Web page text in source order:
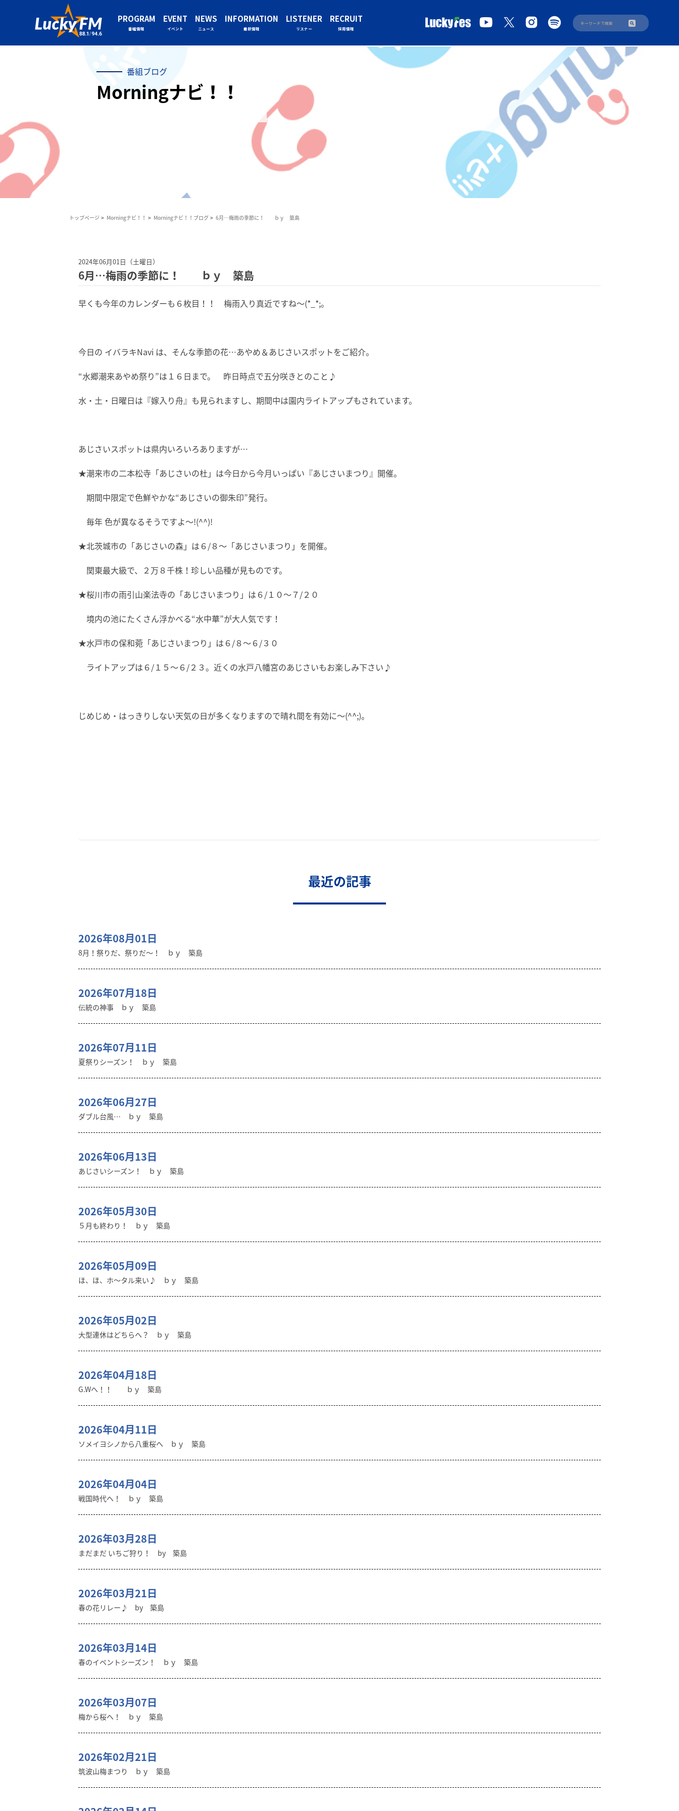
PROGRAM
番組情報
EVENT
イベント
NEWS
ニュース
INFORMATION
最新情報
LISTENER
リスナー
RECRUIT
採用情報
番組ブログ
Morningナビ！！
トップページ Morningナビ！！ Morningナビ！！ブログ 6月…梅雨の季節に！ ｂｙ 築島
2024年06月01日（土曜日）
6月…梅雨の季節に！ ｂｙ 築島
早くも今年のカレンダーも６枚目！！ 梅雨入り真近ですね～(*_*;。
今日の イバラキNavi は、そんな季節の花…あやめ＆あじさいスポットをご紹介。
“水郷潮来あやめ祭り”は１６日まで。 昨日時点で五分咲きとのこと♪
水・土・日曜日は『嫁入り舟』も見られますし、期間中は園内ライトアップもされています。
あじさいスポットは県内いろいろありますが…
★潮来市の二本松寺「あじさいの杜」は今日から今月いっぱい『あじさいまつり』開催。
期間中限定で色鮮やかな“あじさいの御朱印”発行。
毎年 色が異なるそうですよ～!(^^)!
★北茨城市の「あじさいの森」は６/８～「あじさいまつり」を開催。
関東最大級で、２万８千株！珍しい品種が見ものです。
★桜川市の雨引山楽法寺の「あじさいまつり」は６/１０～７/２０
境内の池にたくさん浮かべる“水中華”が大人気です！
★水戸市の保和菀「あじさいまつり」は６/８～６/３０
ライトアップは６/１５～６/２３。近くの水戸八幡宮のあじさいもお楽しみ下さい♪
じめじめ・はっきりしない天気の日が多くなりますので晴れ間を有効に～(^^;)。
最近の記事
2026年08月01日
8月！祭りだ、祭りだ～！ ｂｙ 築島
2026年07月18日
伝統の神事 ｂｙ 築島
2026年07月11日
夏祭りシーズン！ ｂｙ 築島
2026年06月27日
ダブル台風… ｂｙ 築島
2026年06月13日
あじさいシーズン！ ｂｙ 築島
2026年05月30日
５月も終わり！ ｂｙ 築島
2026年05月09日
ほ、ほ、ホ～タル来い♪ ｂｙ 築島
2026年05月02日
大型連休はどちらへ？ ｂｙ 築島
2026年04月18日
G.Wへ！！ ｂｙ 築島
2026年04月11日
ソメイヨシノから八重桜へ ｂｙ 築島
2026年04月04日
戦国時代へ！ ｂｙ 築島
2026年03月28日
まだまだ いちご狩り！ by 築島
2026年03月21日
春の花リレー♪ by 築島
2026年03月14日
春のイベントシーズン！ ｂｙ 築島
2026年03月07日
梅から桜へ！ ｂｙ 築島
2026年02月21日
筑波山梅まつり ｂｙ 築島